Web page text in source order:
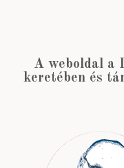
A weboldal a
keretében és